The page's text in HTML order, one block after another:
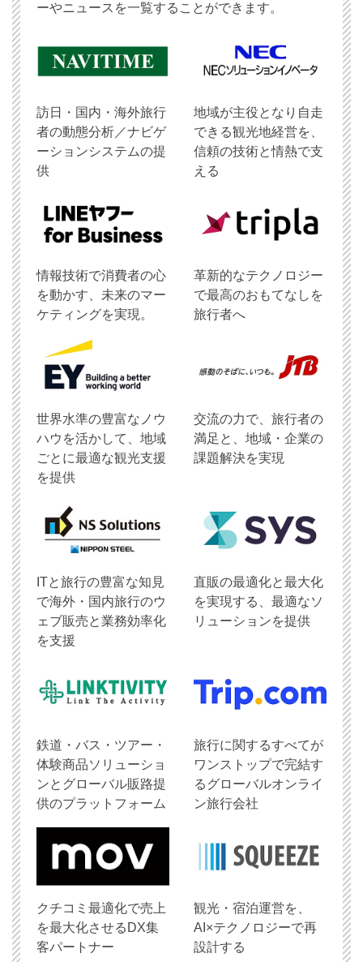
ーやニュースを一覧することができます。
訪日・国内・海外旅行
者の動態分析／ナビゲ
ーションシステムの提
供
地域が主役となり自走
できる観光地経営を、
信頼の技術と情熱で支
える
情報技術で消費者の心
を動かす、未来のマー
ケティングを実現。
革新的なテクノロジー
で最高のおもてなしを
旅行者へ
世界水準の豊富なノウ
ハウを活かして、地域
ごとに最適な観光支援
を提供
交流の力で、旅行者の
満足と、地域・企業の
課題解決を実現
ITと旅行の豊富な知見
で海外・国内旅行のウ
ェブ販売と業務効率化
を支援
直販の最適化と最大化
を実現する、最適なソ
リューションを提供
鉄道・バス・ツアー・
体験商品ソリューショ
ンとグローバル販路提
供のプラットフォーム
旅行に関するすべてが
ワンストップで完結す
るグローバルオンライ
ン旅行会社
クチコミ最適化で売上
を最大化させるDX集
客パートナー
観光・宿泊運営を、
AI×テクノロジーで再
設計する